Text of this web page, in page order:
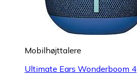
Mobilhøjttalere
Ultimate Ears Wonderboom 4